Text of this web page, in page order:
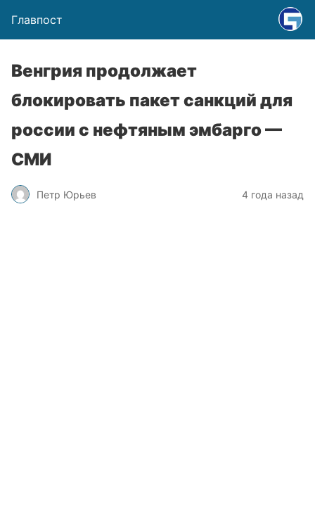
Главпост
Венгрия продолжает
блокировать пакет санкций для
россии с нефтяным эмбарго —
СМИ
Петр Юрьев 4 года назад